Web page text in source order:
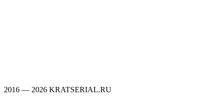
2016 — 2026 KRATSERIAL.RU